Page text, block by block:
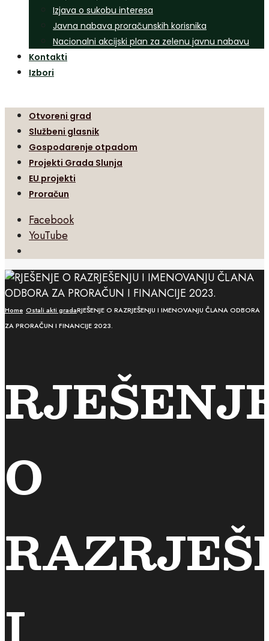
Izjava o sukobu interesa
Javna nabava proračunskih korisnika
Nacionalni akcijski plan za zelenu javnu nabavu
Kontakti
Izbori
Otvoreni grad
Službeni glasnik
Gospodarenje otpadom
Projekti Grada Slunja
EU projekti
Proračun
Facebook
YouTube
Search
Window
Home Ostali akti gradaRJEŠENJE O RAZRJEŠENJU I IMENOVANJU ČLANA ODBORA
ZA PRORAČUN I FINANCIJE 2023.
O